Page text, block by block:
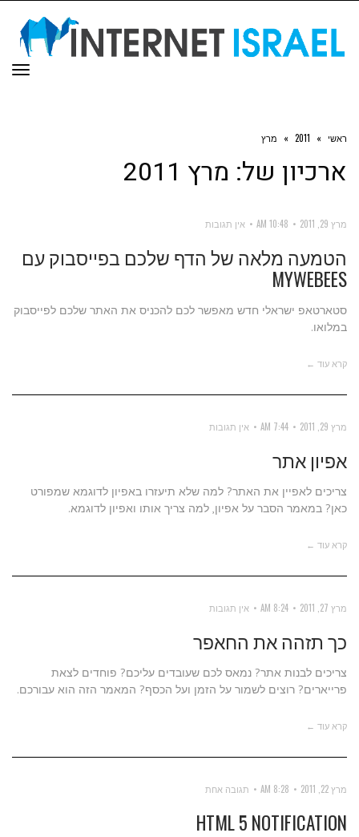
ראשי »
2011
» מרץ
ארכיון של: מרץ 2011
מרץ 29, 2011 10:48 AM אין תגובות
הטמעה מלאה של הדף שלכם בפייסבוק עם
MYWEBEES
סטארטאפ ישראלי חדש מאפשר לכם להכניס את האתר שלכם לפייסבוק
במלואו.
קרא עוד ←
מרץ 29, 2011 7:44 AM אין תגובות
אפיון אתר
צריכים לאפיין את האתר? למה שלא תיעזרו באפיון לדוגמא שמפורט
כאן? במאמר הסבר על אפיון, למה צריך אותו ואפיון לדוגמא.
קרא עוד ←
מרץ 27, 2011 8:24 AM אין תגובות
כך תזהה את החאפר
צריכים לבנות אתר? נמאס לכם שעובדים עליכם? פוחדים לצאת
פרייארים? רוצים לשמור על הזמן ועל הכסף? המאמר הזה הוא עבורכם.
קרא עוד ←
מרץ 22, 2011 8:28 AM תגובה אחת
HTML 5 NOTIFICATION